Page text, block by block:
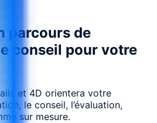
parcours de
conseil pour votre
et 4D orientera votre
le conseil, l’évaluation,
sur mesure.